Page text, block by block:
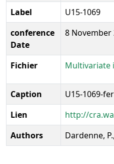
Label
U15-1069
conference
Date
8 November
Fichier Multivariate
Caption
U15-1069-
Lien
http://
Authors
Dardenne,